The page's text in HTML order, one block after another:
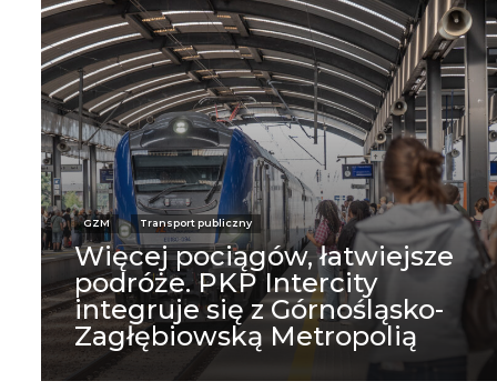
GZM Transport publiczny
Więcej pociągów, łatwiejsze
podróże. PKP Intercity
integruje się z Górnośląsko-
Zagłębiowską Metropolią